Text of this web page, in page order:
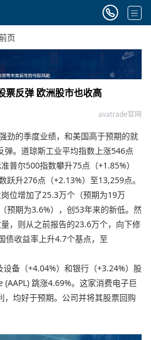
页
反弹 欧洲股市也收高
avatrade官网
劲的季度业绩，和美国高于预期的就
弹。道琼斯工业平均指数上涨546点
普尔500指数攀升75点（+1.85%）
跃升276点（+2.13%）至13,259点。
位增加了25.3万个（预期为19万
预期为3.6%），创53年来的新低。然
，则从之前报告的23.6万个，向下修
债收益率上升4.7个基点，至
备（+4.04%）和银行（+3.24%）股
跳涨4.69%。这家消费电子巨
，均好于预期。公司并将其股票回购